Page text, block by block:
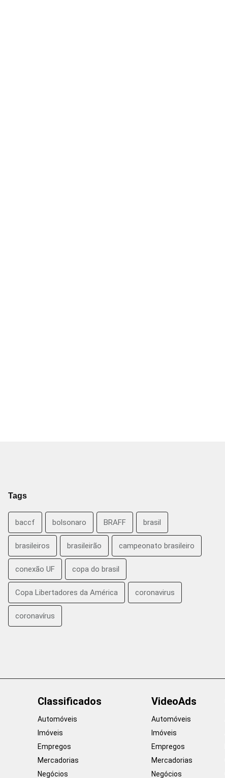
Tags
baccf bolsonaro BRAFF brasil
brasileiros brasileirão campeonato brasileiro
conexão UF copa do brasil
Copa Libertadores da América coronavirus
coronavírus
Classificados
Automóveis
Imóveis
Empregos
Mercadorias
Negócios
VideoAds
Automóveis
Imóveis
Empregos
Mercadorias
Negócios